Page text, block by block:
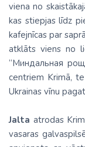
viena no
kas stiepjas līdz
kafejnīcas par
atklāts viens no
“Миндальная
centriem Krimā,
Ukrainas vīnu
Jalta atrodas
vasaras